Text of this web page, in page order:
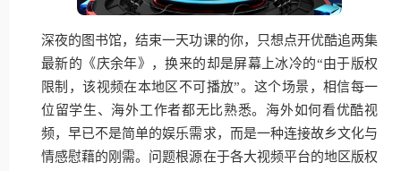
深夜的图书馆，结束一天功课的你，只想点开优酷追两集
最新的《庆余年》，换来的却是屏幕上冰冷的“由于版权
限制，该视频在本地区不可播放”。这个场景，相信每一
位留学生、海外工作者都无比熟悉。海外如何看优酷视
频，早已不是简单的娱乐需求，而是一种连接故乡文化与
情感慰藉的刚需。问题根源在于各大视频平台的地区版权